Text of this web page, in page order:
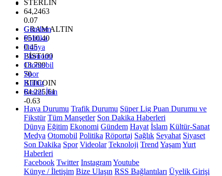
STERLİN
64,2463
0.07
GRAM ALTIN
6510.40
0.45
BİST100
13.799
70
BITCOIN
64.225,61
-0.63
Gündem
Politika
Dünya
Ekonomi
Otomobil
Spor
Kültür
Resmi İlan
Hava Durumu Trafik Durumu Süper Lig Puan Durumu ve
Fikstür Tüm Manşetler Son Dakika Haberleri
Dünya Eğitim Ekonomi Gündem Hayat İslam Kültür-Sanat
Medya Otomobil Politika Röportaj Sağlık Seyahat Siyaset
Son Dakika Spor Videolar Teknoloji Trend YaşamYurt
Haberleri
Facebook Twitter InstagramYoutube
Künye / İletişim Bize Ulaşın RSS Bağlantıları Üyelik Girişi